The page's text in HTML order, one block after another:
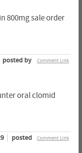
800mg sale order
Comment Link
posted by
oral clomid
Comment Link
posted